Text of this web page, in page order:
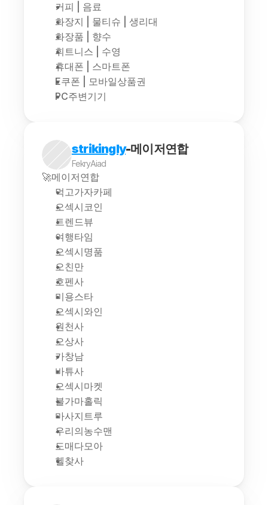
커피 | 음료
화장지 | 물티슈 | 생리대
화장품 | 향수
휘트니스 | 수영
휴대폰 | 스마트폰
E쿠폰 | 모바일상품권
PC주변기기
strikingly-메이저연합
FekryAiad
🚀메이저연합
먹고가자카페
오섹시코인
트렌드뷰
여행타임
오섹시명품
오친만
호펜사
미용스타
오섹시와인
원천사
오상사
카창남
바튜사
오섹시마켓
불가마홀릭
마사지트루
우리의농수맨
도매다모아
헬찾사